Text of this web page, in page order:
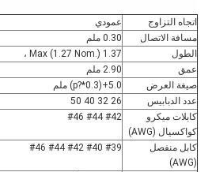
اتجاه التزاوج
عمودي
مسافة الاتصال
0.30 ملم
الطول
1.37 Max (1.27 Nom.) ،
عمق
2.90 ملم
صيغة العرض
5.0+(0.3*?p) ملم
عدد الدبابيس
26 32 40 50
كابلات ميكرو
كواكسيال (AWG)
#42 #44 #46
كابل منفصل
(AWG)
#39 #40 #42 #44 #46